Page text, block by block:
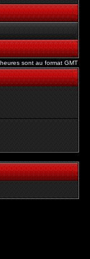
sont au format GMT